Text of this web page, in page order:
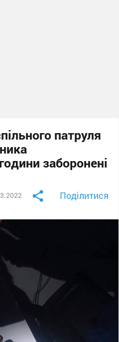
патруля
заборонені
Поділитися